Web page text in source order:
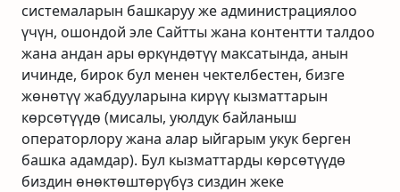
системаларын башкаруу же администрациялоо
үчүн, ошондой эле Сайтты жана контентти талдоо
жана андан ары өркүндөтүү максатында, анын
ичинде, бирок бул менен чектелбестен, бизге
жөнөтүү жабдууларына кирүү кызматтарын
көрсөтүүдө (мисалы, уюлдук байланыш
операторлору жана алар ыйгарым укук берген
башка адамдар). Бул кызматтарды көрсөтүүдө
биздин өнөктөштөрүбүз сиздин жеке